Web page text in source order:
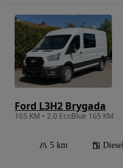
Ford L3H2 Brygada
165 KM • 2.0 EcoBlue 165 KM
5 km Diesel